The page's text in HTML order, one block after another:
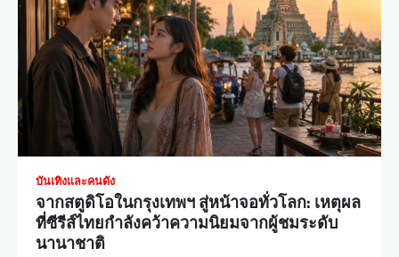
บันเทิงและคนดัง
จากสตูดิโอในกรุงเทพฯ สู่หน้าจอทั่วโลก: เหตุผล
ที่ซีรีส์ไทยกำลังคว้าความนิยมจากผู้ชมระดับ
นานาชาติ